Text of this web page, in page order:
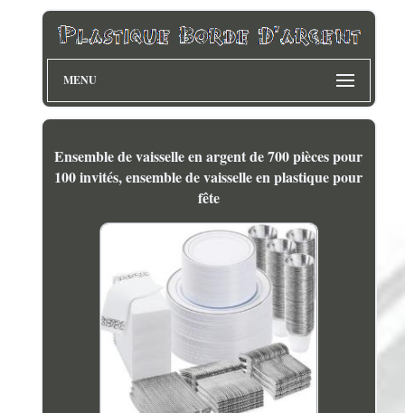
MENU
Ensemble de vaisselle en argent de 700 pièces pour
100 invités, ensemble de vaisselle en plastique pour
fête